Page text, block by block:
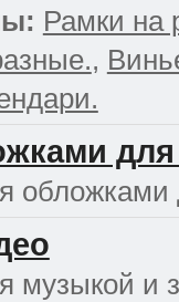
Рамки на
,
для
обложками
музыкой и